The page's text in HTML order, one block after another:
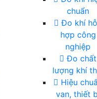
chuẩn
Đo khí
hợp công
nghiệp
Đo chất
lượng khí
Hiệu
van, thiết